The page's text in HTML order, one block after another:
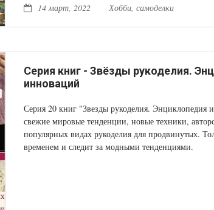
14 март, 2022 Хобби, самоделки
Серия книг - Звёзды рукоделия.
инноваций
Серия 20 книг "Звезды рукоделия. Энциклопедия
свежие мировые тенденции, новые техники,
популярных видах рукоделия для продвинутых.
временем и следит за модными тенденциями.